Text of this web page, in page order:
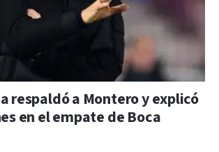
respaldó a Montero y explicó
en el empate de Boca